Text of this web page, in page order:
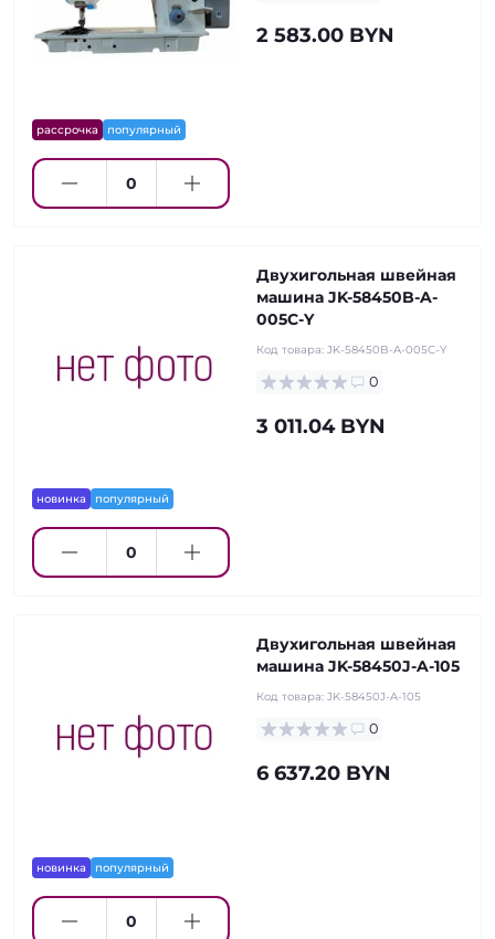
рассрочка популярный
2 583.00 BYN
новинка популярный
Двухигольная швейная
машина JK-58450B-A-
005C-Y
Код товара: JK-58450B-A-005C-Y
0
3 011.04 BYN
новинка популярный
Двухигольная швейная
машина JK-58450J-A-105
Код товара: JK-58450J-A-105
0
6 637.20 BYN